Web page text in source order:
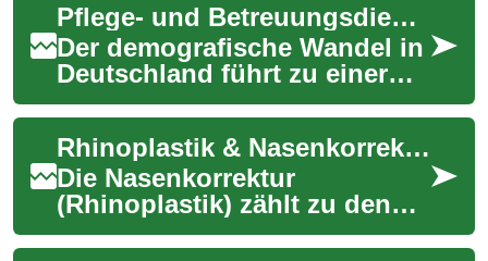
Pflege- und Betreuungsdienste für ältere Menschen: Alles, was Sie wissen müssen
Der demografische Wandel in
Deutschland führt zu einer
steigenden Nachfrage nach
qualifizierten Pflege- und
Betreuung...
Rhinoplastik & Nasenkorrektur: Wichtige Infos kurz erklärt
Die Nasenkorrektur
(Rhinoplastik) zählt zu den
häufigsten ästhetischen